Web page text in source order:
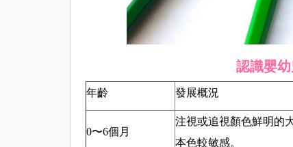
認識嬰
年齡 發展概況
0〜6個月
注視或追視顏色鮮明的
本色較敏感。